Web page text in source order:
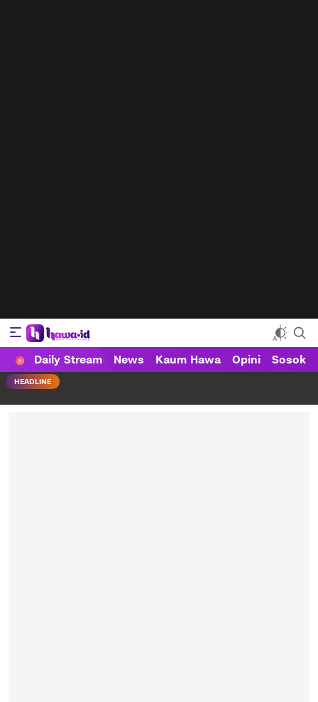
HAWA
Haluan Wanita Indonesia
Daily Stream News Kaum Hawa Opini Sosok
HEADLINE